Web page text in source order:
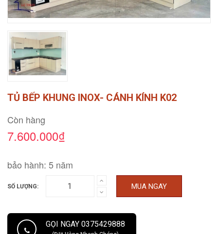
TỦ BẾP KHUNG INOX- CÁNH KÍNH K02
Còn hàng
7.600.000₫
bảo hành: 5 năm
SỐ LƯỢNG: MUA NGAY
GỌI NGAY 0375429888